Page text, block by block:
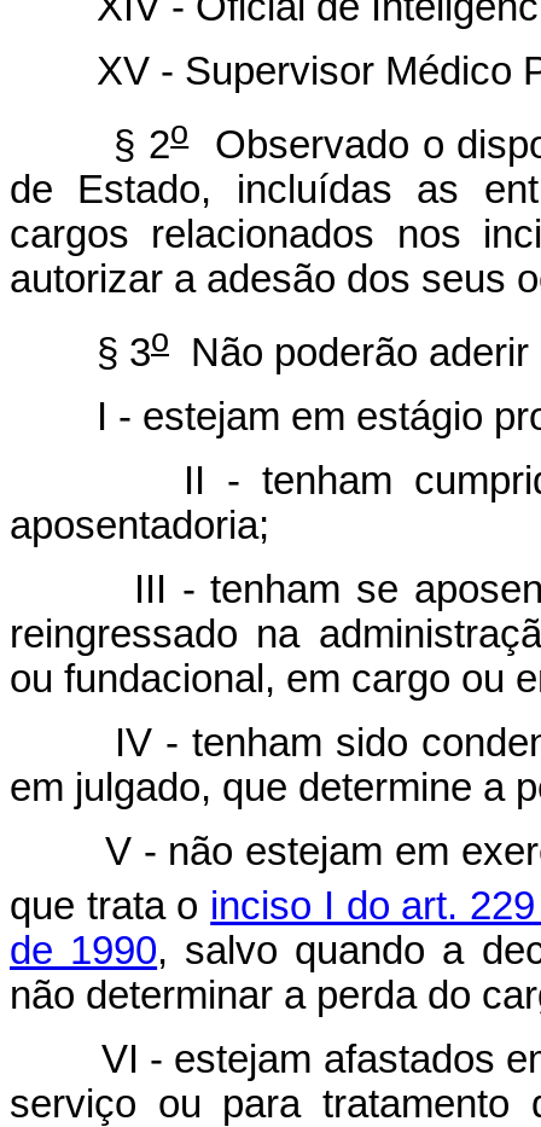
XV - Supervisor Médico
§ 2oObservado o
de Estado, incluídas as
cargos relacionados nos
autorizar a adesão dos seus
§ 3o
Não poderão
I - estejam em estágio
II - tenham cumprido
aposentadoria;
III - tenham se
reingressado na
ou fundacional, em cargo ou
IV - tenham sido
em julgado, que determine a
V - não estejam em
que trata o inciso I do art.
de 1990, salvo quando a
não determinar a perda do
VI - estejam afastados
serviço ou para tratamento